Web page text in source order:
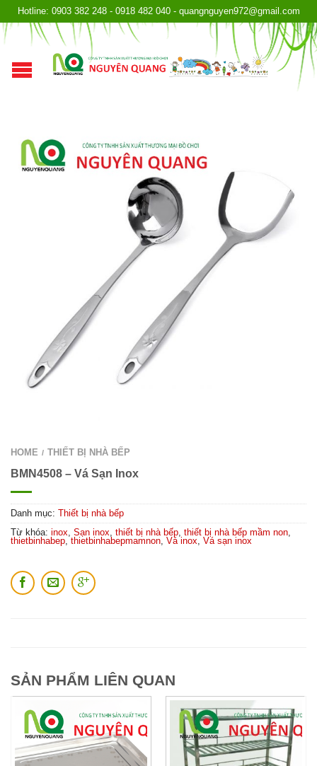
Hotline: 0903 382 248 - 0918 482 040 - quangnguyen972@gmail.com
HOME / THIẾT BỊ NHÀ BẾP
BMN4508 – Vá Sạn Inox
Danh mục: Thiết bị nhà bếp
Từ khóa: inox Sạn inox thiết bị nhà bếp thiết bị nhà bếp mầm non
thietbinhabep thietbinhabepmamnon Vá inox Vá sạn inox
SẢN PHẨM LIÊN QUAN